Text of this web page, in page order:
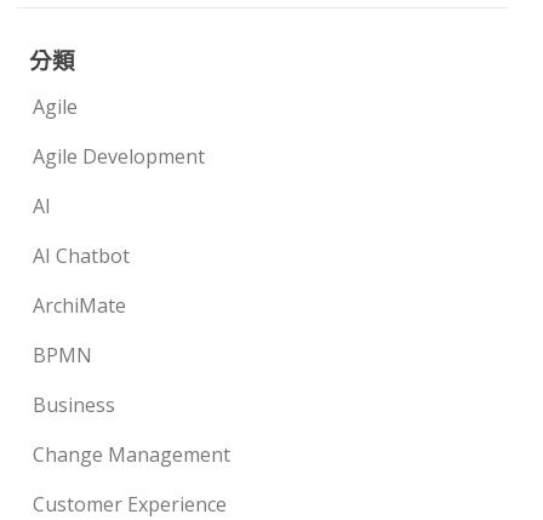
分類
Agile
Agile Development
AI
AI Chatbot
ArchiMate
BPMN
Business
Change Management
Customer Experience